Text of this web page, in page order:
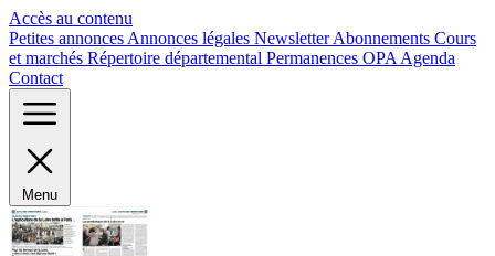
Accès au contenu
Petites annonces Annonces légales NewsletterAbonnements Cours
et marchés Répertoire départemental Permanences OPA Agenda
Contact
Menu
Panneau de gestion des cookies